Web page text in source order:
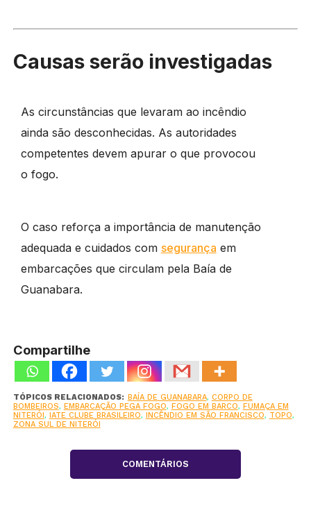
Causas serão investigadas
As circunstâncias que levaram ao incêndio
ainda são desconhecidas. As autoridades
competentes devem apurar o que provocou
o fogo.
O caso reforça a importância de manutenção
adequada e cuidados com segurança em
embarcações que circulam pela Baía de
Guanabara.
Compartilhe
TÓPICOS RELACIONADOS: BAÍA DE GUANABARA, CORPO DE
BOMBEIROS, EMBARCAÇÃO PEGA FOGO, FOGO EM BARCO, FUMAÇA EM
NITERÓI, IATE CLUBE BRASILEIRO, INCÊNDIO EM SÃO FRANCISCO, TOPO,
ZONA SUL DE NITERÓI
COMENTÁRIOS